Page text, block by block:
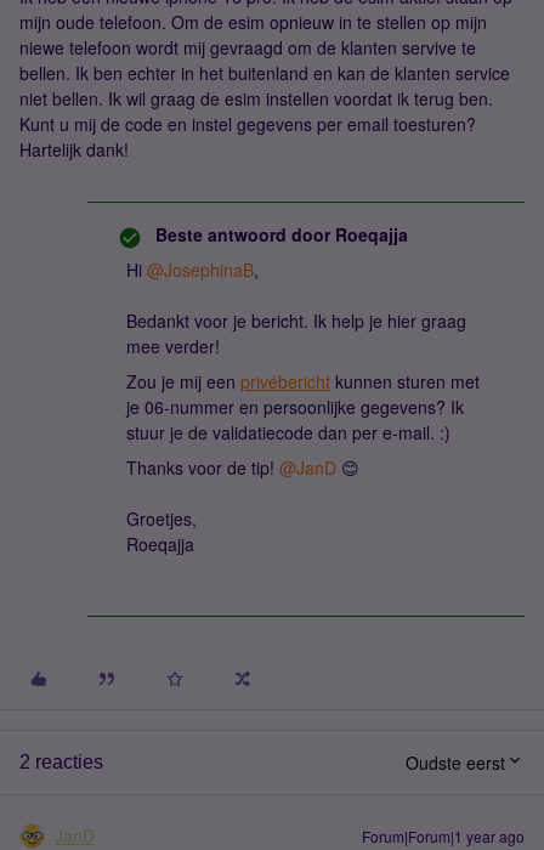
mijn oude telefoon. Om de esim opnieuw in te stellen op mijn
niewe telefoon wordt mij gevraagd om de klanten servive te
bellen. Ik ben echter in het buitenland en kan de klanten service
niet bellen. Ik wil graag de esim instellen voordat ik terug ben.
Kunt u mij de code en instel gegevens per email toesturen?
Hartelijk dank!
Beste antwoord door Roeqajja
Hi ​ @JosephinaB,
Bedankt voor je bericht. Ik help je hier graag
mee verder!
Zou je mij een privébericht kunnen sturen met
je 06-nummer en persoonlijke gegevens? Ik
stuur je de validatiecode dan per e-mail. :)
Thanks voor de tip! ​ @JanD 😊
Groetjes,
Roeqajja
2 reacties Oudste eerst
JanD Forum|Forum|1 year ago